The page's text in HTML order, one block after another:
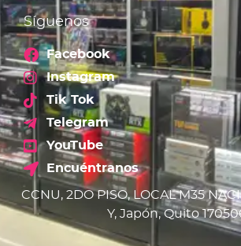
Síguenos
Facebook
Instagram
Tik Tok
Telegram
YouTube
Encuéntranos
CCNU, 2DO PISO, LOCAL M35
Y, Japón, Quito